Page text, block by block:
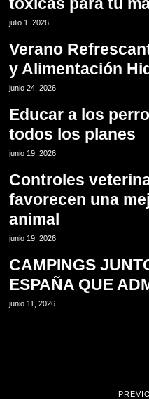
julio 1, 2026
Verano
y Alimentación
junio 24, 2026
Educar a los
todos los planes
junio 19, 2026
Controles
favorecen una
animal
junio 19, 2026
CAMPINGS
ESPAÑA QUE
junio 11, 2026